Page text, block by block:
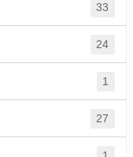
33
24
1
27